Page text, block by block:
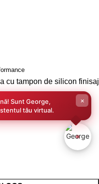
cu tampon de silicon
Sunt George,
tău virtual.
×